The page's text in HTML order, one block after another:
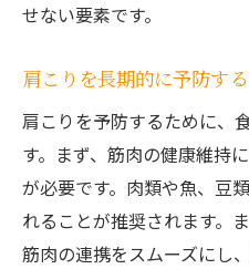
せない要素です。
肩こりを長期的に予防す
肩こりを予防するために、
す。まず、筋肉の健康維持
が必要です。肉類や魚、豆
れることが推奨されます。
筋肉の連携をスムーズにし